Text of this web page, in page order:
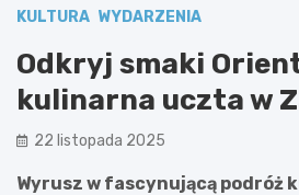
KULTURA WYDARZENIA
Odkryj smaki
kulinarna uczta w
22 listopada 2025
Wyrusz w fascynującą podróż